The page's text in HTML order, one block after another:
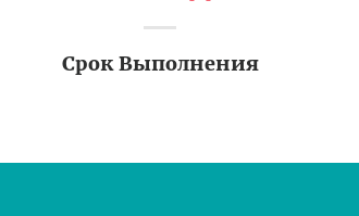
Срок Выполнения